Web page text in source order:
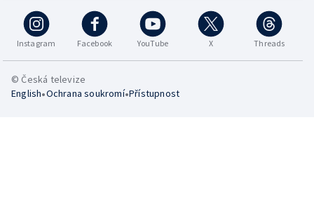
Instagram Facebook YouTube X Threads
© Česká televize
English•Ochrana soukromí•Přístupnost